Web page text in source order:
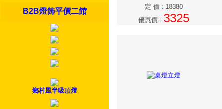
B2B燈飾平價二館
鄉村風半吸頂燈
定 價: 18380
優惠價: 3325